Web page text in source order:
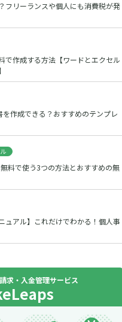
フリーランスや個人にも消費税が発
で作成する方法【ワードとエクセル
作成できる？おすすめのテンプレ
料で使う3つの方法とおすすめの無
ュアル】これだけでわかる！個人事
求・入金管理サービス